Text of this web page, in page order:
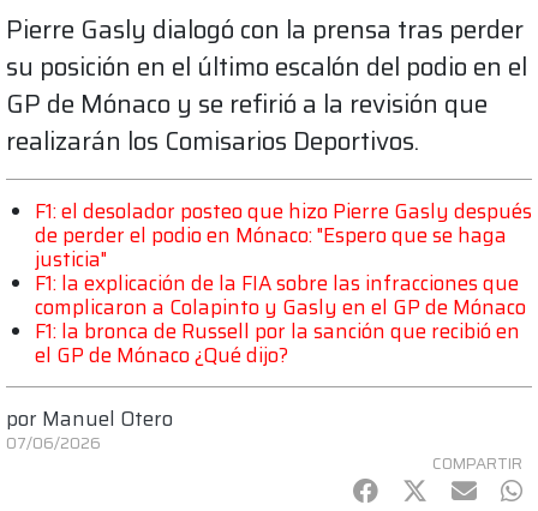
Pierre Gasly dialogó con la prensa tras perder
su posición en el último escalón del podio en el
GP de Mónaco y se refirió a la revisión que
realizarán los Comisarios Deportivos.
F1: el desolador posteo que hizo Pierre Gasly después
de perder el podio en Mónaco: "Espero que se haga
justicia"
F1: la explicación de la FIA sobre las infracciones que
complicaron a Colapinto y Gasly en el GP de Mónaco
F1: la bronca de Russell por la sanción que recibió en
el GP de Mónaco ¿Qué dijo?
por Manuel Otero
07/06/2026
COMPARTIR
Facebook
Twitter
mail